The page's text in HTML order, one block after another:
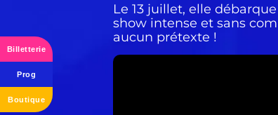
Le 13 juillet, elle
show intense et sans
aucun prétexte !
Billetterie
Prog
Boutique